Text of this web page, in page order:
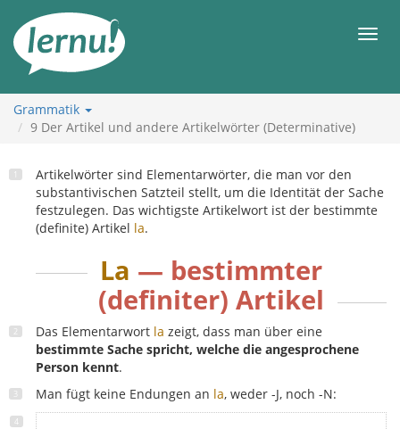
Inhalt
Grammatik
9 Der Artikel und andere Artikelwörter (Determinative)
Artikelwörter sind Elementarwörter, die man vor den
substantivischen Satzteil stellt, um die Identität der Sache
festzulegen. Das wichtigste Artikelwort ist der bestimmte
(definite) Artikel la.
La — bestimmter
(definiter) Artikel
Das Elementarwort la zeigt, dass man über eine
bestimmte Sache spricht, welche die angesprochene
Person kennt.
Man fügt keine Endungen an la, weder -J, noch -N: